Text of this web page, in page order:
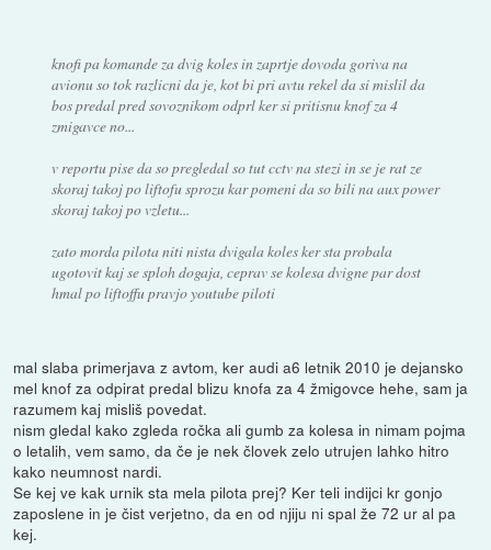
knofi pa komande za dvig koles in zaprtje dovoda goriva na
avionu so tok razlicni da je, kot bi pri avtu rekel da si mislil da
bos predal pred sovoznikom odprl ker si pritisnu knof za 4
zmigavce no...
v reportu pise da so pregledal so tut cctv na stezi in se je rat ze
skoraj takoj po liftofu sprozu kar pomeni da so bili na aux power
skoraj takoj po vzletu...
zato morda pilota niti nista dvigala koles ker sta probala
ugotovit kaj se sploh dogaja, ceprav se kolesa dvigne par dost
hmal po liftoffu pravjo youtube piloti
mal slaba primerjava z avtom, ker audi a6 letnik 2010 je dejansko
mel knof za odpirat predal blizu knofa za 4 žmigovce hehe, sam ja
razumem kaj misliš povedat.
nism gledal kako zgleda ročka ali gumb za kolesa in nimam pojma
o letalih, vem samo, da če je nek človek zelo utrujen lahko hitro
kako neumnost nardi.
Se kej ve kak urnik sta mela pilota prej? Ker teli indijci kr gonjo
zaposlene in je čist verjetno, da en od njiju ni spal že 72 ur al pa
kej.